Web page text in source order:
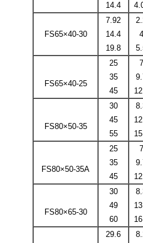
14.4
FS65×40-30
7.92
14.4
19.8
4
FS65×40-25
25
35
45
7
FS80×50-35
30
45
55
FS80×50-35A
25
35
45
7
FS80×65-30
30
49
60
29.6